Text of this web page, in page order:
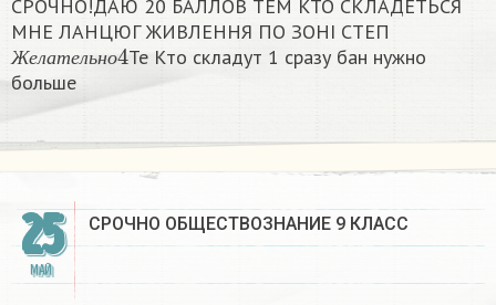
СРОЧНО!ДАЮ 20 БАЛЛОВ ТЕМ КТО СКЛАДЕТЬСЯ
МНЕ ЛАНЦЮГ ЖИВЛЕННЯ ПО ЗОНІ СТЕП
Жел а т ел ьн о
Жел ательно4
Те Кто складут 1 сразу бан нужно
больше
25
МАЙ
СРОЧНО ОБЩЕСТВОЗНАНИЕ 9 КЛАСС​